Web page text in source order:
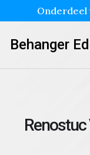
Onderdeel
Behanger
Renostuc